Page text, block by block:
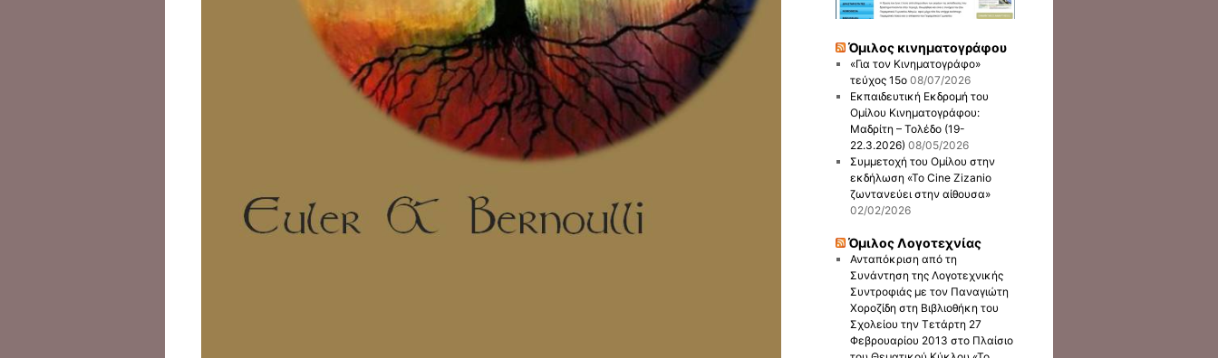
Όμιλος κινηματογράφου
«Για τον Κινηματογράφο»
τεύχος 15ο 08/07/2026
Εκπαιδευτική Εκδρομή του
Ομίλου Κινηματογράφου:
Μαδρίτη – Τολέδο (19-
22.3.2026) 08/05/2026
Συμμετοχή του Ομίλου στην
εκδήλωση «Το Cine Zizanio
ζωντανεύει στην αίθουσα»
02/02/2026
Όμιλος Λογοτεχνίας
Ανταπόκριση από τη
Συνάντηση της Λογοτεχνικής
Συντροφιάς με τον Παναγιώτη
Χοροζίδη στη Βιβλιοθήκη του
Σχολείου την Τετάρτη 27
Φεβρουαρίου 2013 στο Πλαίσιο